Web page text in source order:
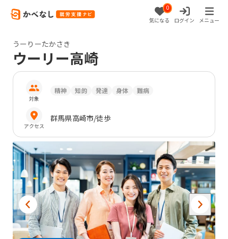
0
気になる ログイン メニュー
うーりーたかさき
ウーリー高崎
対象
精神 知的 発達 身体 難病
アクセス
群馬県高崎市/徒歩